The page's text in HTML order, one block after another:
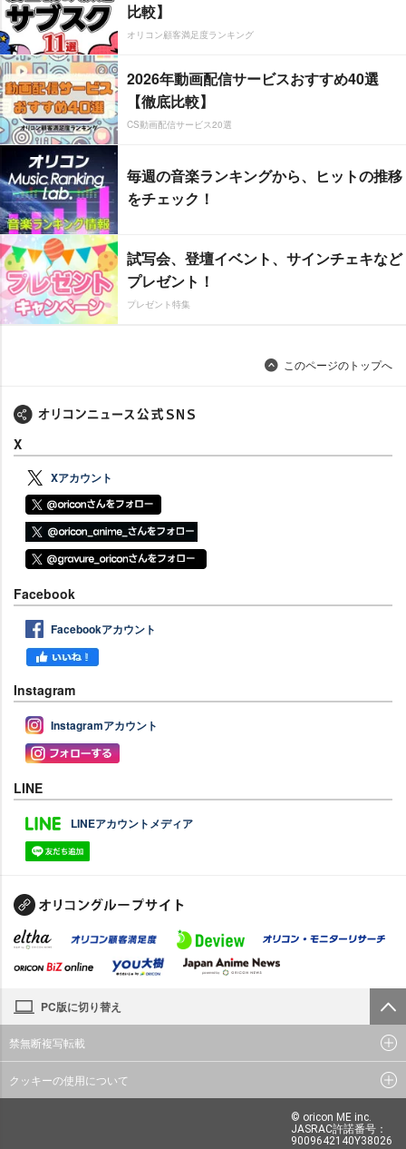
比較】
オリコン顧客満足度ランキング
2026年動画配信サービスおすすめ40選
【徹底比較】
CS動画配信サービス20選
毎週の音楽ランキングから、ヒットの推移
をチェック！
試写会、登壇イベント、サインチェキなど
プレゼント！
プレゼント特集
このページのトップへ
X
Xアカウント
Facebook
Facebookアカウント
Instagram
Instagramアカウント
LINE
LINEアカウントメディア
PC版に切り替え
禁無断複写転載
クッキーの使用について
© oricon ME inc.
JASRAC許諾番号：
9009642140Y38026